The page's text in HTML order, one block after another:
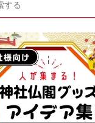
人事・移転・異動・訃
2022 検査・校正特